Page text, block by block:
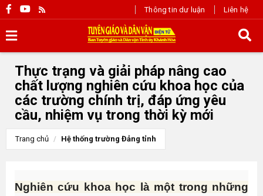
Thông tin dư luận Liên hệ
Thực trạng và giải pháp nâng cao
chất lượng nghiên cứu khoa học của
các trường chính trị, đáp ứng yêu
cầu, nhiệm vụ trong thời kỳ mới
Trang chủ Hệ thống trường Đảng tỉnh
Nghiên cứu khoa học là một trong những